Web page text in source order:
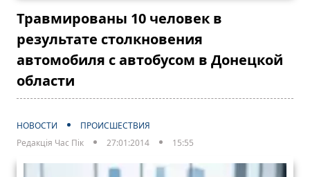
Травмированы 10 человек в
результате столкновения
автомобиля с автобусом в Донецкой
области
НОВОСТИ
ПРОИСШЕСТВИЯ
Редакція Час Пік
27:01:2014 15:55